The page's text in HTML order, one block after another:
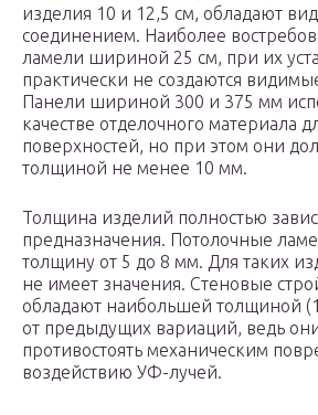
изделия 10 и 12,5 см, обладают
соединением. Наиболее
ламели шириной 25 см, при их
практически не создаются
Панели шириной 300 и 375 мм
качестве отделочного материала
поверхностей, но при этом они
толщиной не менее 10 мм.
Толщина изделий полностью
предназначения. Потолочные
толщину от 5 до 8 мм. Для таких
не имеет значения. Стеновые
обладают наибольшей толщиной
от предыдущих вариаций, ведь
противостоять механическим
воздействию УФ-лучей.